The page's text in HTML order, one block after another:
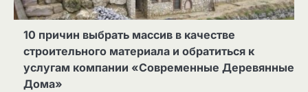
10 причин выбрать массив в качестве
строительного материала и обратиться к
услугам компании «Современные Деревянные
Дома»